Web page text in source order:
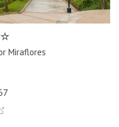
Miraflores